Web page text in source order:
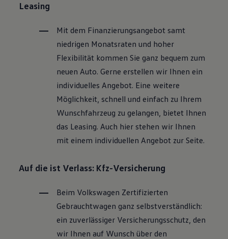
Leasing
Mit dem Finanzierungsangebot samt
niedrigen Monatsraten und hoher
Flexibilität kommen Sie ganz bequem zum
neuen Auto. Gerne erstellen wir Ihnen ein
individuelles Angebot. Eine weitere
Möglichkeit, schnell und einfach zu Ihrem
Wunschfahrzeug zu gelangen, bietet Ihnen
das Leasing. Auch hier stehen wir Ihnen
mit einem individuellen Angebot zur Seite.
Auf die ist Verlass: Kfz-Versicherung
Beim Volkswagen Zertifizierten
Gebrauchtwagen ganz selbstverständlich:
ein zuverlässiger Versicherungsschutz, den
wir Ihnen auf Wunsch über den